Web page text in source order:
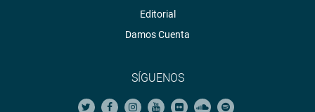
Editorial
Damos Cuenta
SÍGUENOS